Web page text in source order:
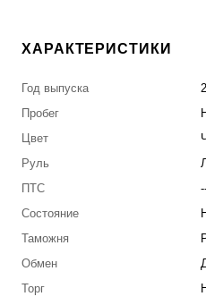
ХАРАКТЕРИСТИКИ
Год выпуска
Пробег
Цвет
Руль
ПТС
Состояние
Таможня
Обмен
Торг